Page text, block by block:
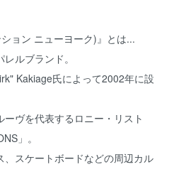
ョン ニューヨーク)』とは...
ルブランド。
Kakiage氏によって2002年に設
ヴを代表するロニー・リスト
」。
スケートボードなどの周辺カル